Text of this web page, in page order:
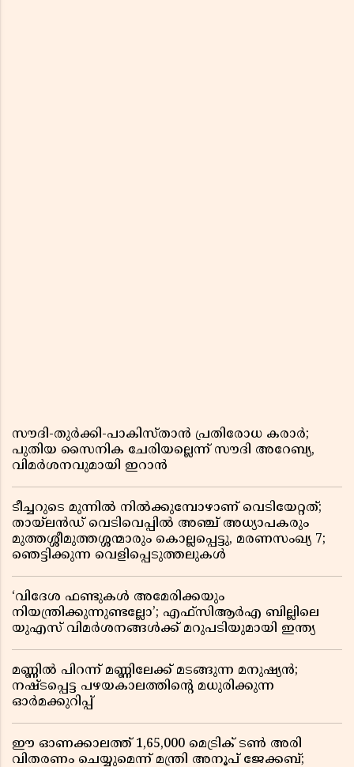
സൗദി-തുർക്കി-പാകിസ്താൻ പ്രതിരോധ കരാർ;
പുതിയ സൈനിക ചേരിയല്ലെന്ന് സൗദി അറേബ്യ,
വിമർശനവുമായി ഇറാൻ
ടീച്ചറുടെ മുന്നിൽ നിൽക്കുമ്പോഴാണ് വെടിയേറ്റത്;
തായ്‌ലൻഡ് വെടിവെപ്പിൽ അഞ്ച് അധ്യാപകരും
മുത്തശ്ശീമുത്തശ്ശന്മാരും കൊല്ലപ്പെട്ടു, മരണസംഖ്യ 7;
ഞെട്ടിക്കുന്ന വെളിപ്പെടുത്തലുകൾ
‘വിദേശ ഫണ്ടുകൾ അമേരിക്കയും
നിയന്ത്രിക്കുന്നുണ്ടല്ലോ’; എഫ്സിആർഎ ബില്ലിലെ
യുഎസ് വിമർശനങ്ങൾക്ക് മറുപടിയുമായി ഇന്ത്യ
മണ്ണിൽ പിറന്ന് മണ്ണിലേക്ക് മടങ്ങുന്ന മനുഷ്യൻ;
നഷ്ടപ്പെട്ട പഴയകാലത്തിൻ്റെ മധുരിക്കുന്ന
ഓർമക്കുറിപ്പ്
ഈ ഓണക്കാലത്ത് 1,65,000 മെട്രിക് ടൺ അരി
വിതരണം ചെയ്യുമെന്ന് മന്ത്രി അനൂപ് ജേക്കബ്;